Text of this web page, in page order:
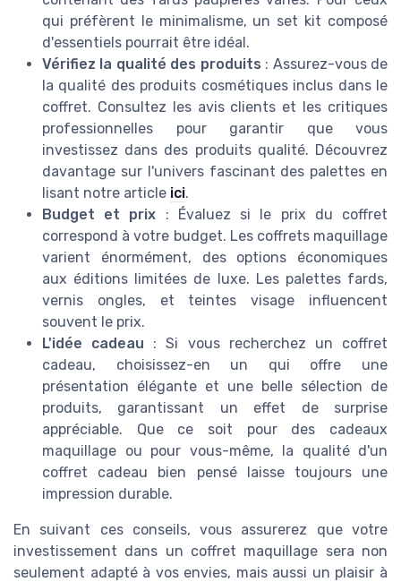
qui préfèrent le minimalisme, un set kit composé
d'essentiels pourrait être idéal.
Vérifiez la qualité des produits : Assurez-vous de
la qualité des produits cosmétiques inclus dans le
coffret. Consultez les avis clients et les critiques
professionnelles pour garantir que vous
investissez dans des produits qualité. Découvrez
davantage sur l'univers fascinant des palettes en
lisant notre article ici.
Budget et prix : Évaluez si le prix du coffret
correspond à votre budget. Les coffrets maquillage
varient énormément, des options économiques
aux éditions limitées de luxe. Les palettes fards,
vernis ongles, et teintes visage influencent
souvent le prix.
L'idée cadeau : Si vous recherchez un coffret
cadeau, choisissez-en un qui offre une
présentation élégante et une belle sélection de
produits, garantissant un effet de surprise
appréciable. Que ce soit pour des cadeaux
maquillage ou pour vous-même, la qualité d'un
coffret cadeau bien pensé laisse toujours une
impression durable.
En suivant ces conseils, vous assurerez que votre
investissement dans un coffret maquillage sera non
seulement adapté à vos envies, mais aussi un plaisir à